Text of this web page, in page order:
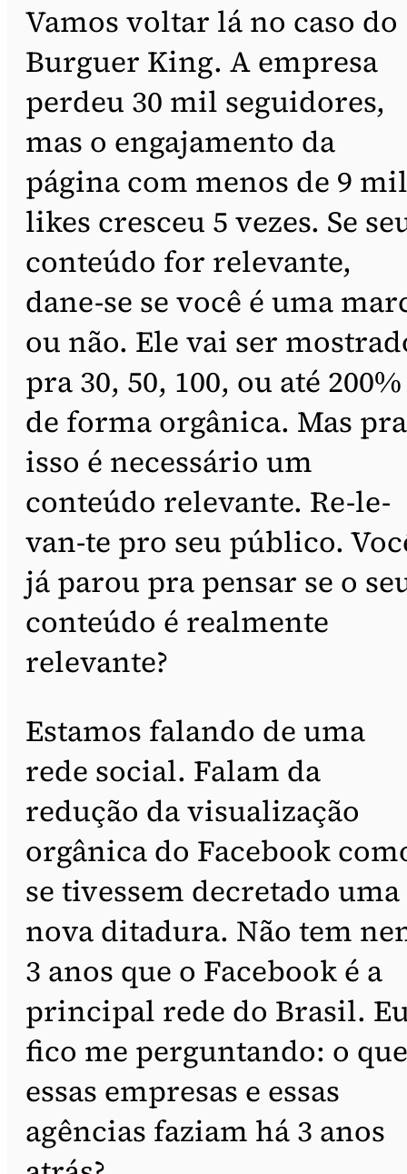
Vamos voltar lá no caso do
Burguer King. A empresa
perdeu 30 mil seguidores,
mas o engajamento da
página com menos de 9 mil
likes cresceu 5 vezes. Se
conteúdo for relevante,
dane-se se você é uma
ou não. Ele vai ser
pra 30, 50, 100, ou até 200%
de forma orgânica. Mas pra
isso é necessário um
conteúdo relevante. Re-le-
van-te pro seu público.
já parou pra pensar se o
conteúdo é realmente
relevante?
Estamos falando de uma
rede social. Falam da
redução da visualização
orgânica do Facebook
se tivessem decretado uma
nova ditadura. Não tem
3 anos que o Facebook é a
principal rede do Brasil.
fico me perguntando: o que
essas empresas e essas
agências faziam há 3 anos